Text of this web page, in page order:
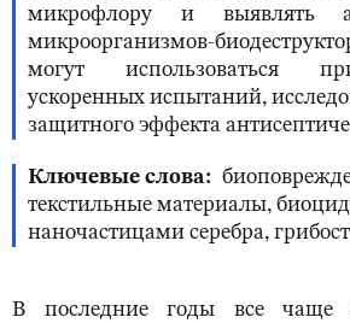
микрофлору и выявлять
микроорганизмов-
могут использоваться
ускоренных испытаний,
защитного эффекта
Ключевые слова
текстильные материалы,
наночастицами серебра,
В последние годы все чаще